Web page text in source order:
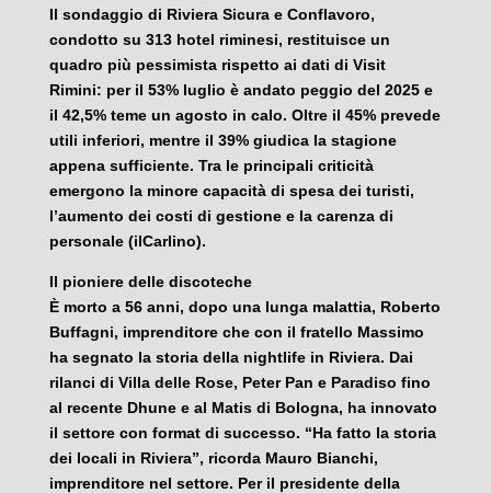
Il sondaggio di Riviera Sicura e Conflavoro,
condotto su 313 hotel riminesi, restituisce un
quadro più pessimista rispetto ai dati di Visit
Rimini: per il 53% luglio è andato peggio del 2025 e
il 42,5% teme un agosto in calo. Oltre il 45% prevede
utili inferiori, mentre il 39% giudica la stagione
appena sufficiente. Tra le principali criticità
emergono la minore capacità di spesa dei turisti,
l’aumento dei costi di gestione e la carenza di
personale (ilCarlino).
Il pioniere delle discoteche
È morto a 56 anni, dopo una lunga malattia, Roberto
Buffagni, imprenditore che con il fratello Massimo
ha segnato la storia della nightlife in Riviera. Dai
rilanci di Villa delle Rose, Peter Pan e Paradiso fino
al recente Dhune e al Matis di Bologna, ha innovato
il settore con format di successo. “Ha fatto la storia
dei locali in Riviera”, ricorda Mauro Bianchi,
imprenditore nel settore. Per il presidente della